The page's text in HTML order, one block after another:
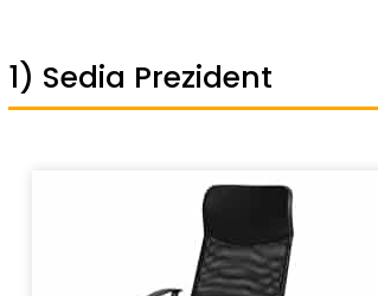
1) Sedia Prezident